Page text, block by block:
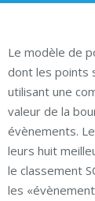
Le modèle de
dont les points
utilisant une
valeur de la
évènements.
leurs huit
le classement
les